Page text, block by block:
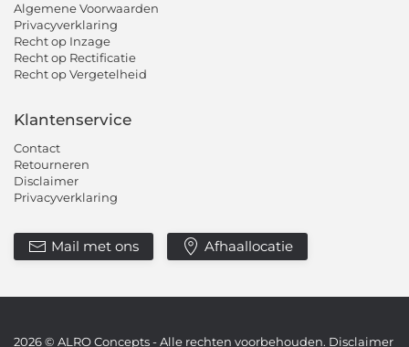
Algemene Voorwaarden
Privacyverklaring
Recht op Inzage
Recht op Rectificatie
Recht op Vergetelheid
Klantenservice
Contact
Retourneren
Disclaimer
Privacyverklaring
Mail met ons Afhaallocatie
2026© ALRO Concepts - Alle rechten voorbehouden. Disclaimer